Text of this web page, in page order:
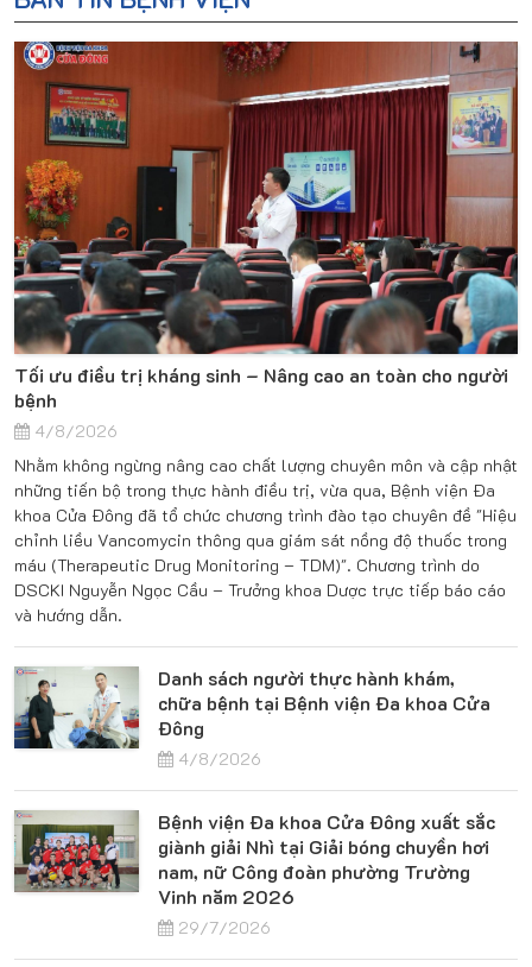
Tối ưu điều trị kháng sinh – Nâng cao an toàn cho người
bệnh
4/8/2026
Nhằm không ngừng nâng cao chất lượng chuyên môn và cập nhật
những tiến bộ trong thực hành điều trị, vừa qua, Bệnh viện Đa
khoa Cửa Đông đã tổ chức chương trình đào tạo chuyên đề "Hiệu
chỉnh liều Vancomycin thông qua giám sát nồng độ thuốc trong
máu (Therapeutic Drug Monitoring – TDM)". Chương trình do
DSCKI Nguyễn Ngọc Cầu – Trưởng khoa Dược trực tiếp báo cáo
và hướng dẫn.
Danh sách người thực hành khám,
chữa bệnh tại Bệnh viện Đa khoa Cửa
Đông
4/8/2026
Bệnh viện Đa khoa Cửa Đông xuất sắc
giành giải Nhì tại Giải bóng chuyền hơi
nam, nữ Công đoàn phường Trường
Vinh năm 2026
29/7/2026